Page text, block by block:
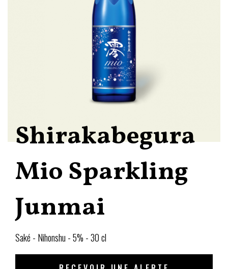
Shirakabegura
Mio Sparkling
Junmai
Saké - Nihonshu - 5% - 30 cl